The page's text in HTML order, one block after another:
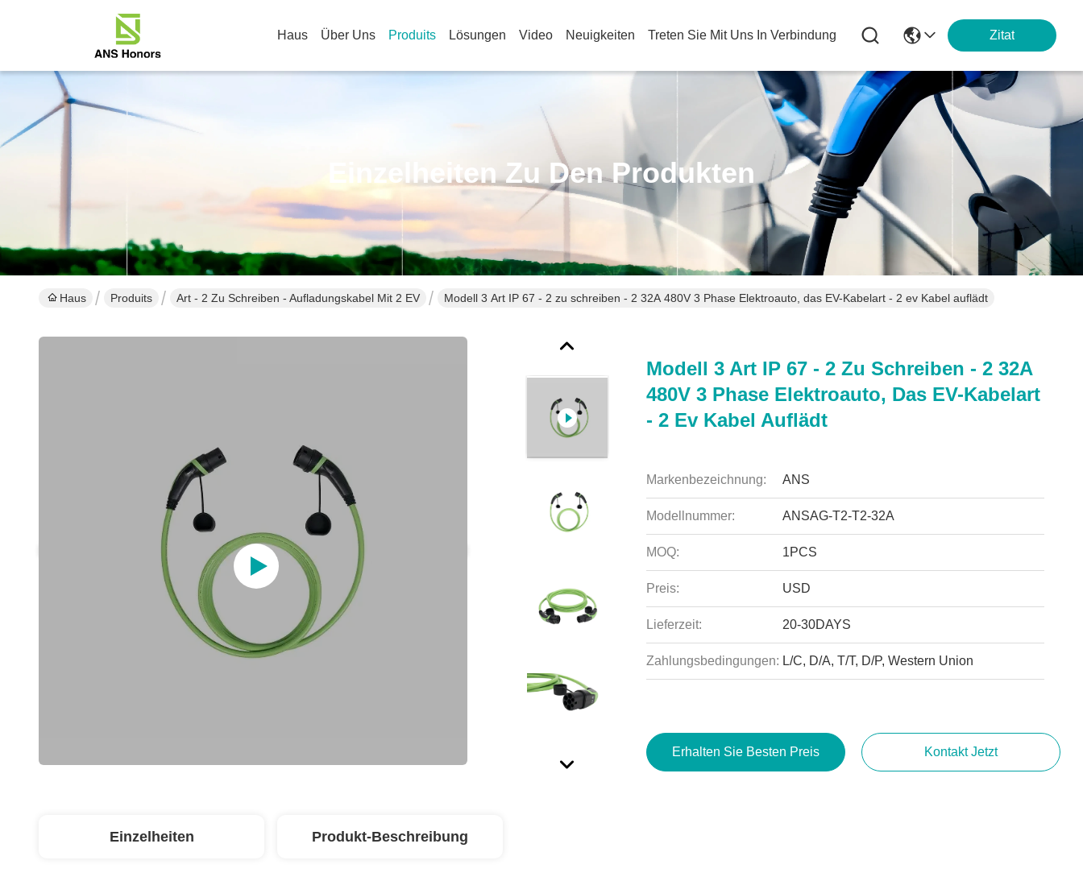
Haus Über Uns Produits Lösungen Video Neuigkeiten Treten Sie Mit Uns In Verbindung Zitat
Einzelheiten Zu Den Produkten
Haus Produits Art - 2 Zu Schreiben - Aufladungskabel Mit 2 EV Modell 3 Art IP 67 - 2 zu schreiben - 2 32A 480V 3 Phase Elektroauto, das EV-Kabelart - 2 ev Kabel auflädt
Modell 3 Art IP 67 - 2 Zu Schreiben - 2 32A
480V 3 Phase Elektroauto, Das EV-Kabelart
- 2 Ev Kabel Auflädt
Markenbezeichnung: ANS
Modellnummer: ANSAG-T2-T2-32A
MOQ: 1PCS
Preis: USD
Lieferzeit: 20-30DAYS
Zahlungsbedingungen: L/C, D/A, T/T, D/P, Western Union
Erhalten Sie Besten Preis Kontakt Jetzt
Einzelheiten Produkt-Beschreibung